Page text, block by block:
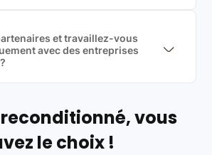
de grandes marques et du
haute qualitéet travaillez-vous
avec des entreprises
& qualité de nos partenaires
vous
le choix !